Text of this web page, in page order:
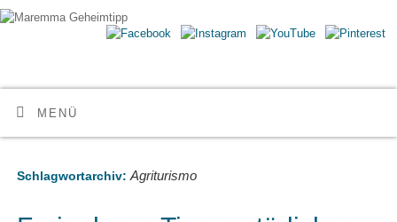
Maremma Geheimtipp
MENÜ
Schlagwortarchiv:Agriturismo